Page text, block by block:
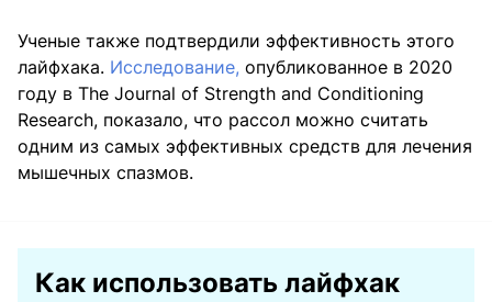
Ученые также подтвердили эффективность этого
лайфхака. Исследование, опубликованное в 2020
году в The Journal of Strength and Conditioning
Research, показало, что рассол можно считать
одним из самых эффективных средств для лечения
мышечных спазмов.
Как использовать лайфхак